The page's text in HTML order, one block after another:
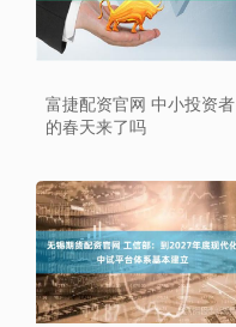
富捷配资官网 中小投资者
的春天来了吗